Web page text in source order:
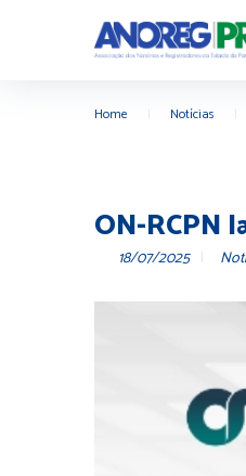
Home Notícias
ON-RCPN
18/07/2025